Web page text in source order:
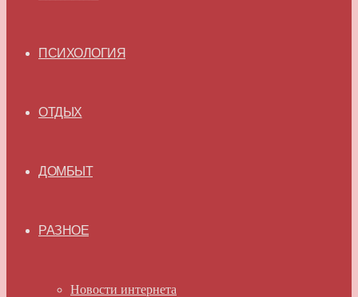
ПСИХОЛОГИЯ
ОТДЫХ
ДОМБЫТ
РАЗНОЕ
Новости интернета